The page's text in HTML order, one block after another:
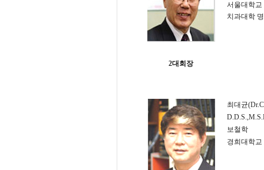
서울대학교
치과대학
2대회장
최대균
보철학
경희대학